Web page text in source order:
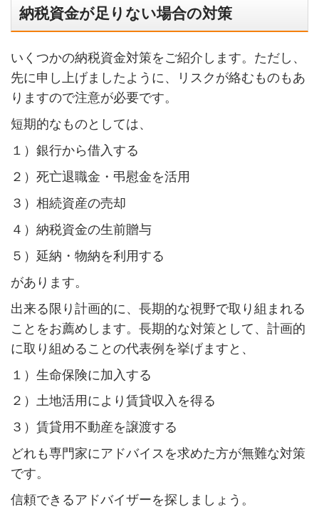
納税資金が足りない場合の対策
いくつかの納税資金対策をご紹介します。ただし、
先に申し上げましたように、リスクが絡むものもあ
りますので注意が必要です。
短期的なものとしては、
１）銀行から借入する
２）死亡退職金・弔慰金を活用
３）相続資産の売却
４）納税資金の生前贈与
５）延納・物納を利用する
があります。
出来る限り計画的に、長期的な視野で取り組まれる
ことをお薦めします。長期的な対策として、計画的
に取り組めることの代表例を挙げますと、
１）生命保険に加入する
２）土地活用により賃貸収入を得る
３）賃貸用不動産を譲渡する
どれも専門家にアドバイスを求めた方が無難な対策
です。
信頼できるアドバイザーを探しましょう。